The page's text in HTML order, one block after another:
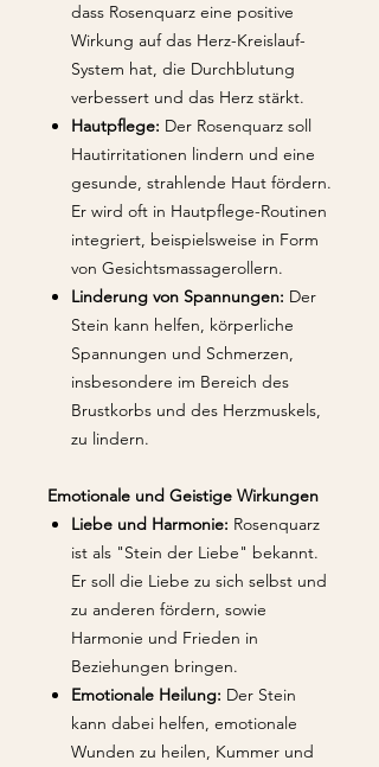
dass Rosenquarz eine positive
Wirkung auf das Herz-Kreislauf-
System hat, die Durchblutung
verbessert und das Herz stärkt.
Hautpflege: Der Rosenquarz soll
Hautirritationen lindern und eine
gesunde, strahlende Haut fördern.
Er wird oft in Hautpflege-Routinen
integriert, beispielsweise in Form
von Gesichtsmassagerollern.
Linderung von Spannungen: Der
Stein kann helfen, körperliche
Spannungen und Schmerzen,
insbesondere im Bereich des
Brustkorbs und des Herzmuskels,
zu lindern.
Emotionale und Geistige Wirkungen
Liebe und Harmonie: Rosenquarz
ist als "Stein der Liebe" bekannt.
Er soll die Liebe zu sich selbst und
zu anderen fördern, sowie
Harmonie und Frieden in
Beziehungen bringen.
Emotionale Heilung: Der Stein
kann dabei helfen, emotionale
Wunden zu heilen, Kummer und